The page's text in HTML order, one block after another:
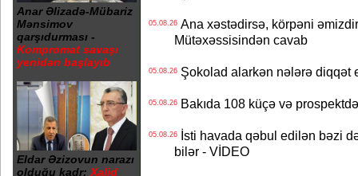
Anar Əlizadə-Mübariz
Mənsimov
qarşıdurması -
Kompromat savaşı
yenidən başlayıb
Eldar Əzizovun narazı
olduğu kadr: Xalid
05.08.26Ana xəstədirsə, körpəni
Mütəxəssisindən cavab
05.08.26Şokolad alarkən nələrə diqqət
05.08.26Bakıda 108 küçə və
05.08.26İsti havada qəbul edilən bəzi
bilər - VİDEO